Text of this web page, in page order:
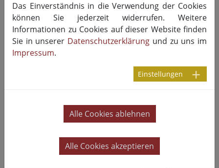
Umsetzungsmöglichkeiten
diversitätssensibler
Versorgung in der
Rehabilitation
Aksakal, T.; Mader, M.; u.a.; Universität
Das Einverständnis in die Verwendung der Cookies
können Sie jederzeit widerrufen. Weitere
Informationen zu Cookies auf dieser Website finden
Sie in unserer Datenschutzerklärung und zu uns im
Impressum.
Einstellungen
Alle Cookies ablehnen
Alle Cookies akzeptieren